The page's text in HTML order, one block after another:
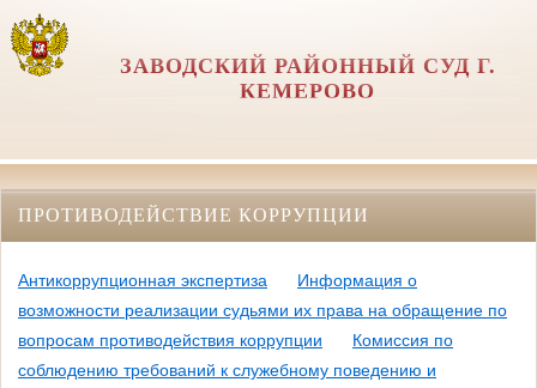
ЗАВОДСКИЙ РАЙОННЫЙ СУД Г.
КЕМЕРОВО
ПРОТИВОДЕЙСТВИЕ КОРРУПЦИИ
Антикоррупционная экспертиза
Информация о
возможности реализации судьями их права на обращение по
вопросам противодействия коррупции
Комиссия по
соблюдению требований к служебному поведению и